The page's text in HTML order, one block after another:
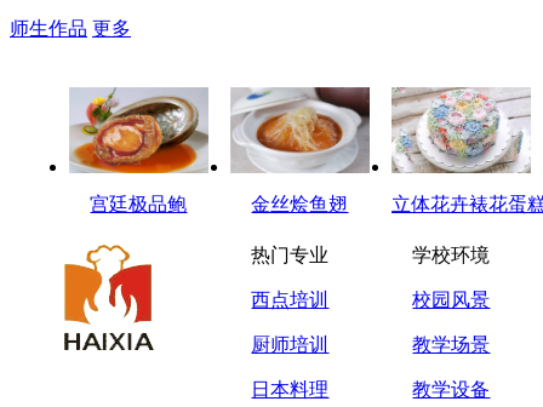
师生作品 更多
宫廷极品鲍 金丝烩鱼翅 立体花卉裱花蛋
热门专业
西点培训
厨师培训
日本料理
学校环境
校园风景
教学场景
教学设备